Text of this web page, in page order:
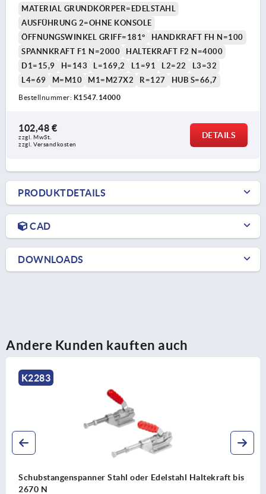
MATERIAL GRUNDKÖRPER=EDELSTAHL
AUSFÜHRUNG 2=OHNE KONSOLE
ÖFFNUNGSWINKEL GRIFF=181°
HANDKRAFT FH N=100
SPANNKRAFT F1 N=2000
HALTEKRAFT F2 N=4000
D1=15,9
H=143 L=169,2 L1=91 L2=22
L3=32
L4=69
M=M10 M1=M27X2 R=127 HUB S=66,7
Bestellnummer: K1547.14000
102,48 €
zzgl. MwSt.
zzgl. Versandkosten
DETAILS
PRODUKTDETAILS
CAD
DOWNLOADS
Andere Kunden kauften auch
bis
Schubstangenspanner Stahl schwere